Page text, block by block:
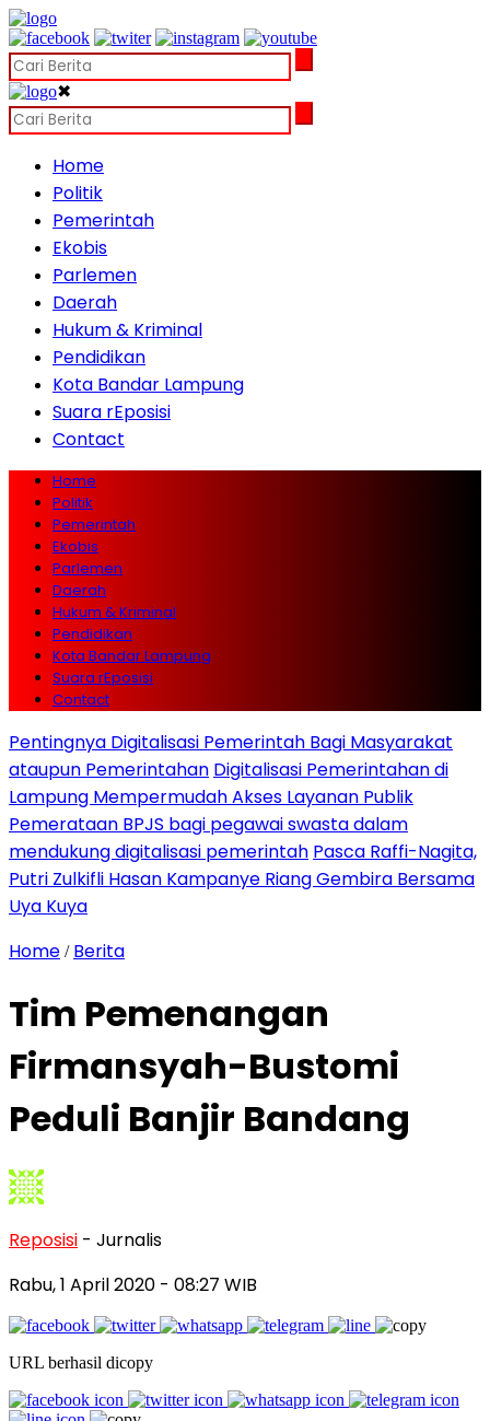
✖
Home
Politik
Pemerintah
Ekobis
Parlemen
Daerah
Hukum & Kriminal
Pendidikan
Kota Bandar Lampung
Suara rEposisi
Contact
Home
Politik
Pemerintah
Ekobis
Parlemen
Daerah
Hukum & Kriminal
Pendidikan
Kota Bandar Lampung
Suara rEposisi
Contact
Pentingnya Digitalisasi Pemerintah Bagi Masyarakat
ataupun Pemerintahan Digitalisasi Pemerintahan di
Lampung Mempermudah Akses Layanan Publik
Pemerataan BPJS bagi pegawai swasta dalam
mendukung digitalisasi pemerintah Pasca Raffi-Nagita,
Putri Zulkifli Hasan Kampanye Riang Gembira Bersama
Uya Kuya
Home / Berita
Tim Pemenangan
Firmansyah-Bustomi
Peduli Banjir Bandang
Reposisi - Jurnalis
Rabu, 1 April 2020 - 08:27 WIB
URL berhasil dicopy